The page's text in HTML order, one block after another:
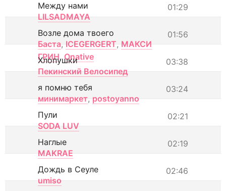
01:29
Между нами
LILSADMAYA
01:56
Возле дома твоего
Баста, ICEGERGERT, МАКСИ
ГРИН, Onative 03:38
Хлопушки
Пекинский Велосипед
03:24
я помню тебя
минимаркет, postoyanno
02:21
Пули
SODA LUV
02:19
Наглые
MAKRAE
02:46
Дождь в Сеуле
umiso